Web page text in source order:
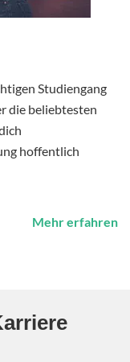
Studiengang
die beliebtesten
hoffentlich
Mehr erfahren